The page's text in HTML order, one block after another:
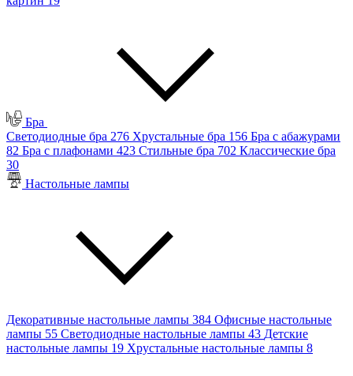
Бра
Светодиодные бра 276 Хрустальные бра 156 Бра с абажурами
82 Бра с плафонами 423 Стильные бра 702 Классические бра
30
Настольные лампы
Декоративные настольные лампы 384 Офисные настольные
лампы 55 Светодиодные настольные лампы 43 Детские
настольные лампы 19 Хрустальные настольные лампы 8